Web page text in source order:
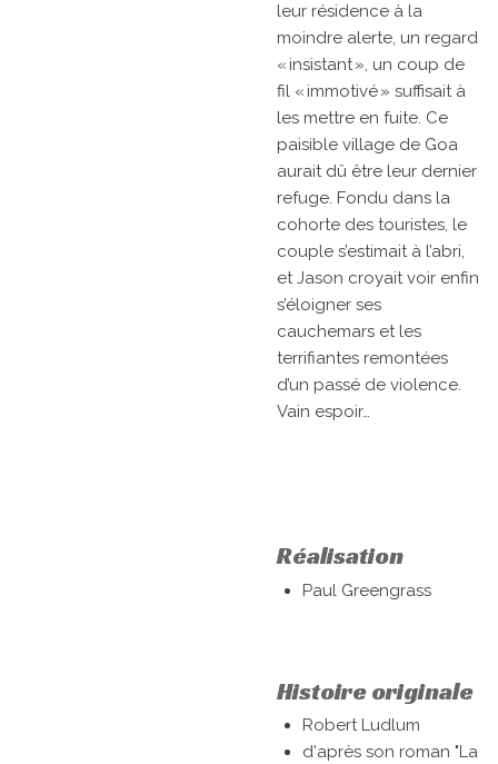
leur résidence à la
moindre alerte, un regard
« insistant », un coup de
fil « immotivé » suffisait à
les mettre en fuite. Ce
paisible village de Goa
aurait dû être leur dernier
refuge. Fondu dans la
cohorte des touristes, le
couple s’estimait à l’abri,
et Jason croyait voir enfin
s’éloigner ses
cauchemars et les
terrifiantes remontées
d’un passé de violence.
Vain espoir…
Réalisation
Paul Greengrass
Histoire originale
Robert Ludlum
d'après son roman "La